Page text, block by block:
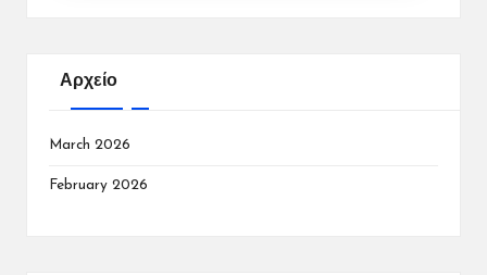
Αρχείο
March 2026
February 2026